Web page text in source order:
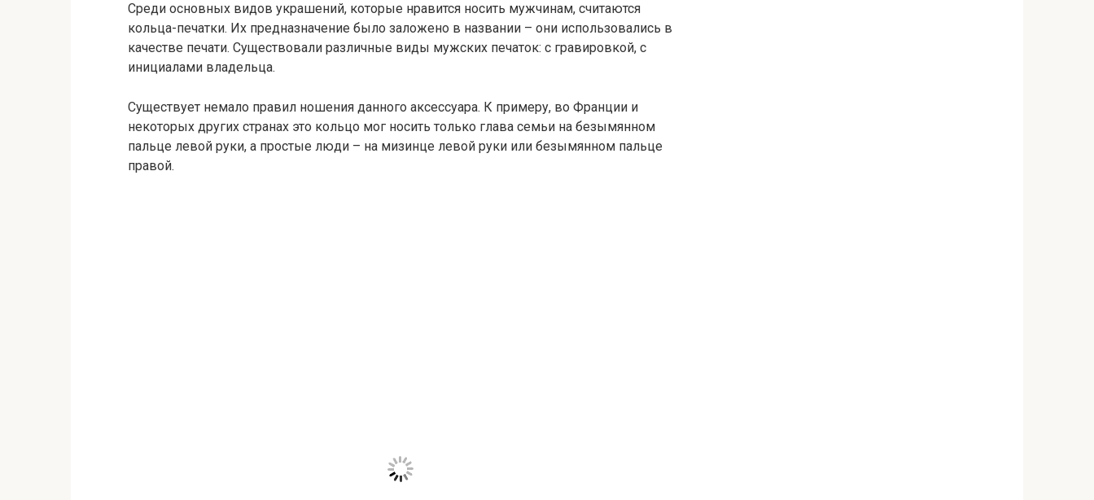
Среди основных видов украшений, которые нравится носить мужчинам, считаются
кольца-печатки. Их предназначение было заложено в названии – они использовались в
качестве печати. Существовали различные виды мужских печаток: с гравировкой, с
инициалами владельца.
Существует немало правил ношения данного аксессуара. К примеру, во Франции и
некоторых других странах это кольцо мог носить только глава семьи на безымянном
пальце левой руки, а простые люди – на мизинце левой руки или безымянном пальце
правой.